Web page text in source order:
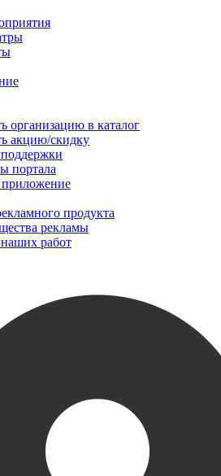
организацию в каталог
акцию/скидку
портала
приложение
продукта
рекламы
наших работ